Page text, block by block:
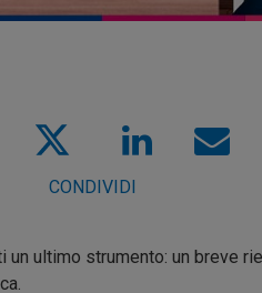
CONDIVIDI
un ultimo strumento: un breve